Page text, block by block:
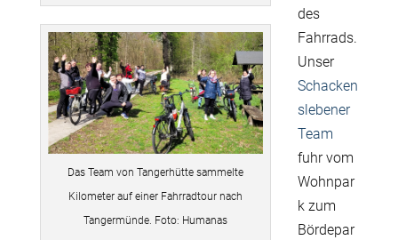
Das Team von Tangerhütte sammelte
Kilometer auf einer Fahrradtour nach
Tangermünde. Foto: Humanas
des
Fahrrads.
Unser
Schacken
slebener
Team
fuhr vom
Wohnpar
k zum
Bördepar